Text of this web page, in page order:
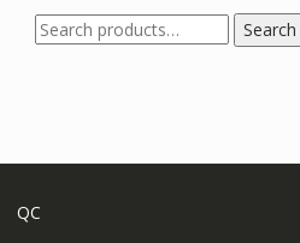
Search
for:
Search
QC